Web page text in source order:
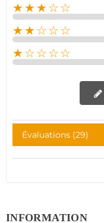
★★★☆☆
★★☆☆☆
★☆☆☆☆
Évaluations (29)
INFORMATION